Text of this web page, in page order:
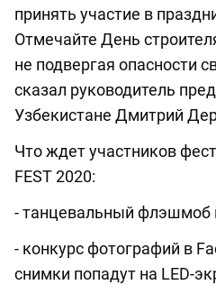
принять участие в
Отмечайте День
не подвергая опасности
сказал руководитель
Узбекистане Дмитрий
Что ждет участников
FEST 2020:
- танцевальный флэшмоб
- конкурс фотографий в
снимки попадут на LED-